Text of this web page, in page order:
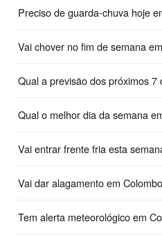
Preciso de guarda-chuva hoje
Vai chover no fim de semana
Qual a previsão dos próximos 7
Qual o melhor dia da semana
Vai entrar frente fria esta
Vai dar alagamento em
Tem alerta meteorológico em